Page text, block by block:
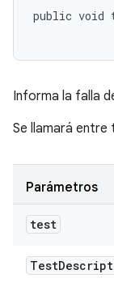
public void
Informa la falla
Se llamará
Parámetros
test
Test